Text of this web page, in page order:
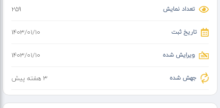
جهت سفارش با ما در تماس باشید .
تعداد نمایش 259
تاریخ ثبت ۱۴۰۳/۰۱/۱۰
ویرایش شده ۱۴۰۳/۰۱/۱۰
جهش شده 3 هفته پیش